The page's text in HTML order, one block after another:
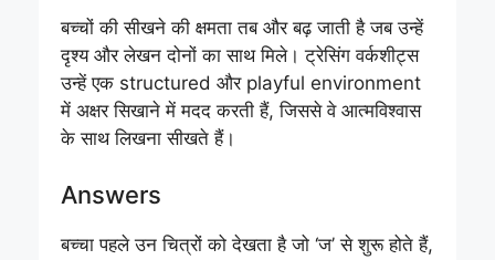
बच्चों की सीखने की क्षमता तब और बढ़ जाती है जब उन्हें
दृश्य और लेखन दोनों का साथ मिले। ट्रेसिंग वर्कशीट्स
उन्हें एक structured और playful environment
में अक्षर सिखाने में मदद करती हैं, जिससे वे आत्मविश्वास
के साथ लिखना सीखते हैं।
Answers
बच्चा पहले उन चित्रों को देखता है जो ‘ज’ से शुरू होते हैं,